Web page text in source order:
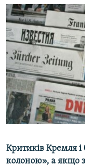
пошуку
ІНТЕРВ'Ю
ВСЕ ЗА ДЕНЬ
СПЕЦПРОЕКТИ
ДЕПОРТАЦІЯ
ВІДЕОУРОКИ «ELIFBE»
СВІДЧЕННЯ ОКУПАЦІЇ
УКРАЇНСЬКА
ЯК ОБІЙТИ
Русский
Qırımtatar
Критиків Кремля і
колоною», а якщо